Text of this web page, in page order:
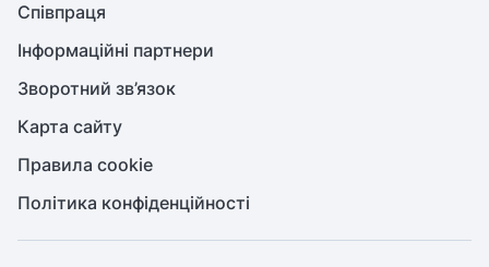
Співпраця
Інформаційні партнери
Зворотний зв’язок
Карта сайту
Правила cookie
Політика конфіденційності